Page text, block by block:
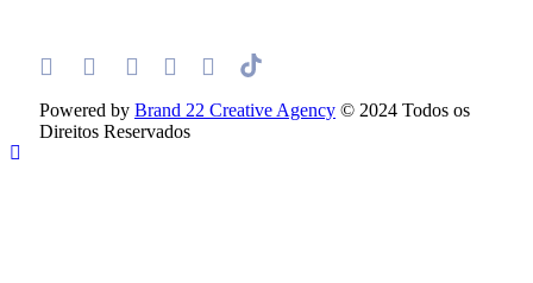
Powered by Brand 22 Creative Agency © 2024 Todos os
Direitos Reservados